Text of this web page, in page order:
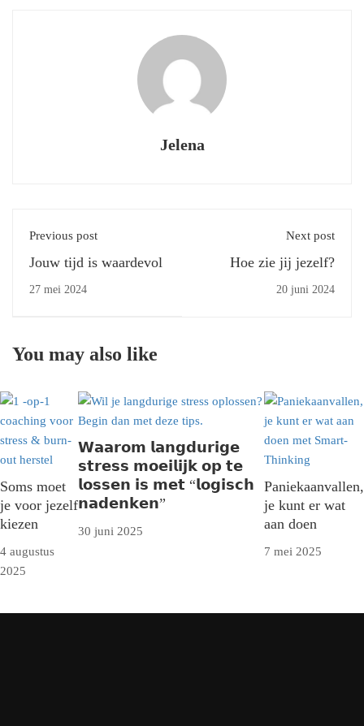
Jelena
Previous post
Jouw tijd is waardevol
27 mei 2024
Next post
Hoe zie jij jezelf?
20 juni 2024
You may also like
Soms moet
je voor jezelf
kiezen
4 augustus
2025
𝗪𝗮𝗮𝗿𝗼𝗺 𝗹𝗮𝗻𝗴𝗱𝘂𝗿𝗶𝗴𝗲
𝘀𝘁𝗿𝗲𝘀𝘀 𝗺𝗼𝗲𝗶𝗹𝗶𝗷𝗸 𝗼𝗽 𝘁𝗲
𝗹𝗼𝘀𝘀𝗲𝗻 𝗶𝘀 𝗺𝗲𝘁 “𝗹𝗼𝗴𝗶𝘀𝗰𝗵
𝗻𝗮𝗱𝗲𝗻𝗸𝗲𝗻”
30 juni 2025
Paniekaanvallen,
je kunt er wat
aan doen
7 mei 2025